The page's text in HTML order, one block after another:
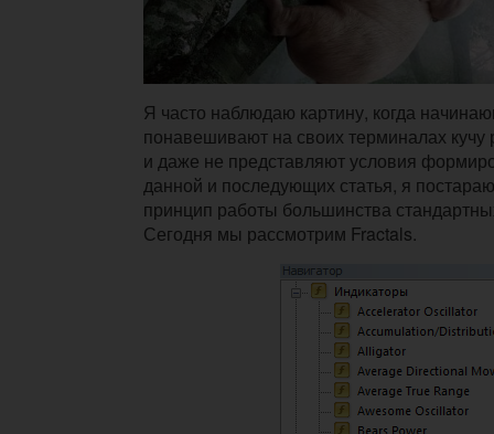
Я часто наблюдаю картину, когда
понавешивают на своих терминалах кучу
и даже не представляют условия
данной и последующих статья, я
принцип работы большинства
Сегодня мы рассмотрим Fractals.